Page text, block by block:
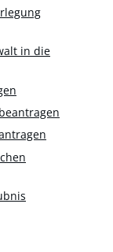
in die